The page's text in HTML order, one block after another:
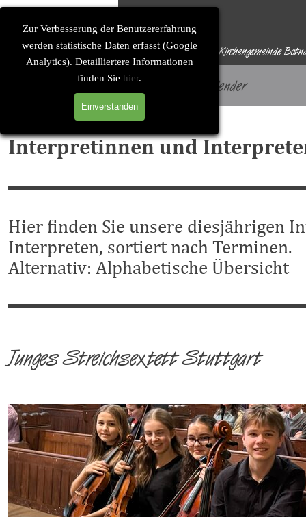
Zur Verbesserung der Benutzererfahrung
werden statistische Daten erfasst (Google
Analytics). Detailliertere Informationen
finden Sie hier.
Einverstanden
Direkt zum Seiteninhalt
Solitude-Soirée
Konzertkalender
Eine Konzertreihe der Evangelischen Kirchengemeinde
Interpretinnen und
Hier finden Sie unsere diesjährigen
Interpreten, sortiert nach Terminen.
Alternativ: Alphabetische Übersicht
Junges Streichsextett Stuttgart